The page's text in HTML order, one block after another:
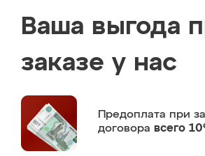
Ваша выгода
заказе у нас
Предоплата при
договора всего